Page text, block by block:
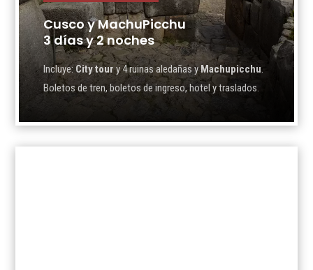
Cusco y MachuPicchu
3 días y 2 noches
Incluye:City toury 4 ruinas aledañas yMachupicchu
Boletos de tren, boletos de ingreso, hotel y traslados.